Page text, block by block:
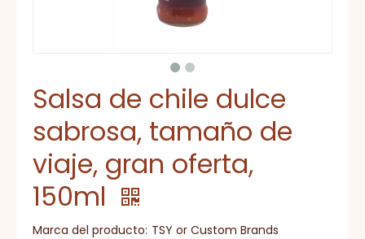
Salsa de chile dulce
sabrosa, tamaño de
viaje, gran oferta,
150ml
Marca del producto: TSY or Custom Brands